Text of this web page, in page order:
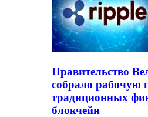
Правительство
собрало рабочую
традиционных
блокчейн